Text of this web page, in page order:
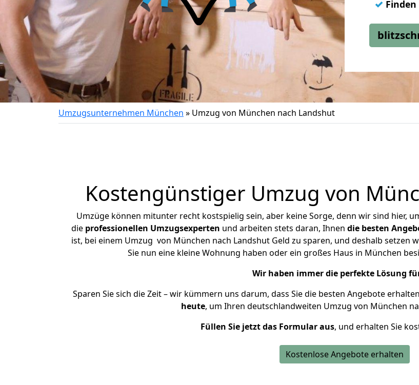
✓
Umzugsunternehmen München » Umzug von München nach Landshut
Kostengünstiger Umzug von
Umzüge können mitunter recht kostspielig sein, aber keine Sorge, denn wir sind hier,
die professionellen Umzugsexperten und arbeiten stets daran, Ihnen die besten
ist, bei einem Umzug von München nach Landshut Geld zu sparen, und deshalb setzen
Sie nun eine kleine Wohnung haben oder ein großes Haus in München
Wir haben immer die perfekte Lösung
Sparen Sie sich die Zeit – wir kümmern uns darum, dass Sie die besten Angebote
heute, um Ihren deutschlandweiten Umzug von München
Füllen Sie jetzt das Formular aus, und erhalten Sie
Kostenlose Angebote erhalten